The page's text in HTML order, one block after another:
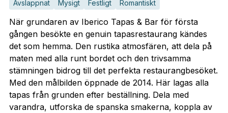
Avslappnat Mysigt Festligt Romantiskt
När grundaren av Iberico Tapas & Bar för första
gången besökte en genuin tapasrestaurang kändes
det som hemma. Den rustika atmosfären, att dela på
maten med alla runt bordet och den trivsamma
stämningen bidrog till det perfekta restaurangbesöket.
Med den målbilden öppnade de 2014. Här lagas alla
tapas från grunden efter beställning. Dela med
varandra, utforska de spanska smakerna, koppla av